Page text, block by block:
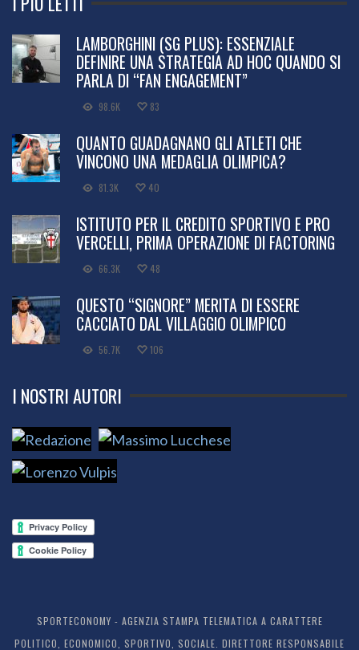
LAMBORGHINI (SG PLUS): ESSENZIALE
DEFINIRE UNA STRATEGIA AD HOC QUANDO SI
PARLA DI “FAN ENGAGEMENT”
98.6K 83
QUANTO GUADAGNANO GLI ATLETI CHE
VINCONO UNA MEDAGLIA OLIMPICA?
81.3K 40
ISTITUTO PER IL CREDITO SPORTIVO E PRO
VERCELLI, PRIMA OPERAZIONE DI FACTORING
66.3K 48
QUESTO “SIGNORE” MERITA DI ESSERE
CACCIATO DAL VILLAGGIO OLIMPICO
56.7K 106
I NOSTRI AUTORI
SPORTECONOMY - AGENZIA STAMPA TELEMATICA A CARATTERE
POLITICO, ECONOMICO, SPORTIVO, SOCIALE. DIRETTORE RESPONSABILE